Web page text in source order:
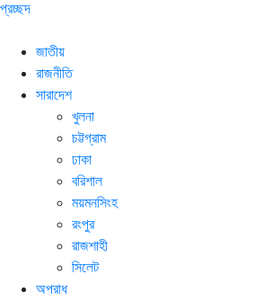
প্রচ্ছদ
জাতীয়
রাজনীতি
সারাদেশ
খুলনা
চট্টগ্রাম
ঢাকা
বরিশাল
ময়মনসিংহ
রংপুর
রাজশাহী
সিলেট
অপরাধ